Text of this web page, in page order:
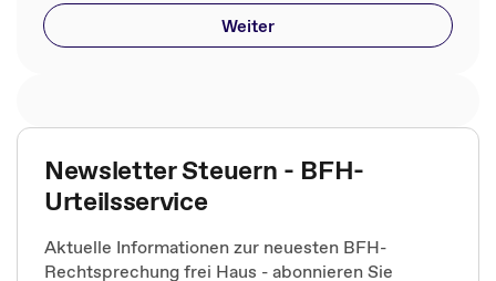
Weiter
Newsletter Steuern - BFH-
Urteilsservice
Aktuelle Informationen zur neuesten BFH-
Rechtsprechung frei Haus - abonnieren Sie